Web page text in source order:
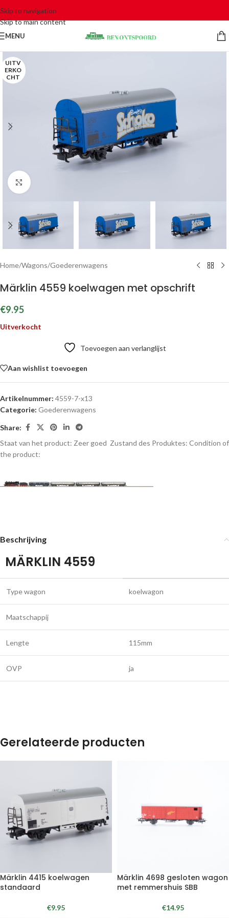
Skip to navigation
Skip to main content
MENU
UITV
ERKO
CHT
Click to enlarge
Home/Wagons/Goederenwagens
Märklin 4559 koelwagen met opschrift
€9.95
Uitverkocht
Toevoegen aan verlanglijst
Aan wishlist toevoegen
Artikelnummer: 4559-7-x13
Categorie: Goederenwagens
Share:
Staat van het product: Zeer goed Zustand des Produktes: Condition of
the product:
Beschrijving
MÄRKLIN 4559
Type wagon koelwagon
Maatschappij
Lengte 115mm
OVP ja
Gerelateerde producten
Märklin 4415 koelwagen
standaard
€9.95
Märklin 4698 gesloten wagon
met remmershuis SBB
€14.95